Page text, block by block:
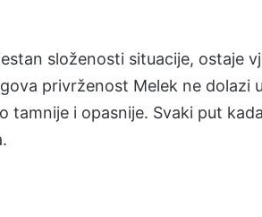
složenosti situacije, ostaje
privrženost Melek ne dolazi
tamnije i opasnije. Svaki put